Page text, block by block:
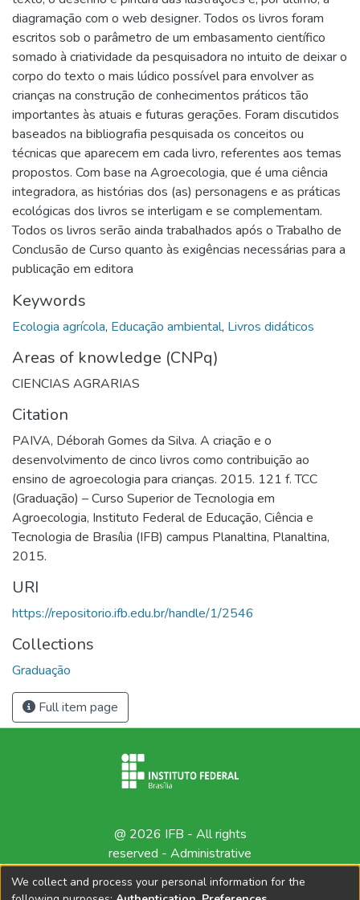
diagramação com o web designer. Todos os livros foram
escritos sob o parâmetro de um embasamento científico
somado à criatividade da pesquisadora no intuito de deixar o
corpo do texto o mais lúdico possível para envolver as
crianças na construção de conhecimentos práticos tão
importantes às atuais e futuras gerações. Foram discutidos
baseados na bibliografia pesquisada os conceitos ou
técnicas que aparecem em cada livro, referentes aos temas
propostos. Com base na Agroecologia, que é uma ciência
integradora, as histórias dos (as) personagens e as práticas
ecológicas dos livros se interligam e se complementam.
Todos os livros serão ainda trabalhados após o Trabalho de
Conclusão de Curso quanto às exigências necessárias para a
publicação em editora
Keywords
Ecologia agrícola, Educação ambiental, Livros didáticos
Areas of knowledge (CNPq)
CIENCIAS AGRARIAS
Citation
PAIVA, Déborah Gomes da Silva. A criação e o
desenvolvimento de cinco livros como contribuição ao
ensino de agroecologia para crianças. 2015. 121 f. TCC
(Graduação) – Curso Superior de Tecnologia em
Agroecologia, Instituto Federal de Educação, Ciência e
Tecnologia de Brasília (IFB) campus Planaltina, Planaltina,
2015.
URI
https://repositorio.ifb.edu.br/handle/1/2546
Collections
Graduação
Full item page
@ 2026 IFB - All rights
reserved - Administrative
We collect and process your personal information for the